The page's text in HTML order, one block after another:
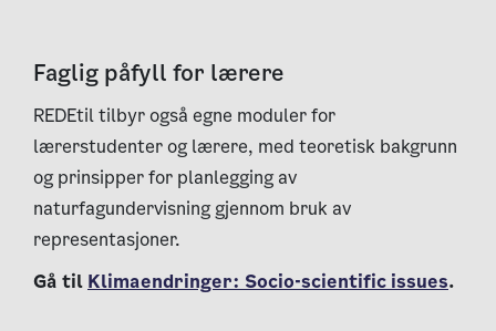
Faglig påfyll for lærere
REDEtil tilbyr også egne moduler for
lærerstudenter og lærere, med teoretisk bakgrunn
og prinsipper for planlegging av
naturfagundervisning gjennom bruk av
representasjoner.
Gå til Klimaendringer: Socio-scientific issues.